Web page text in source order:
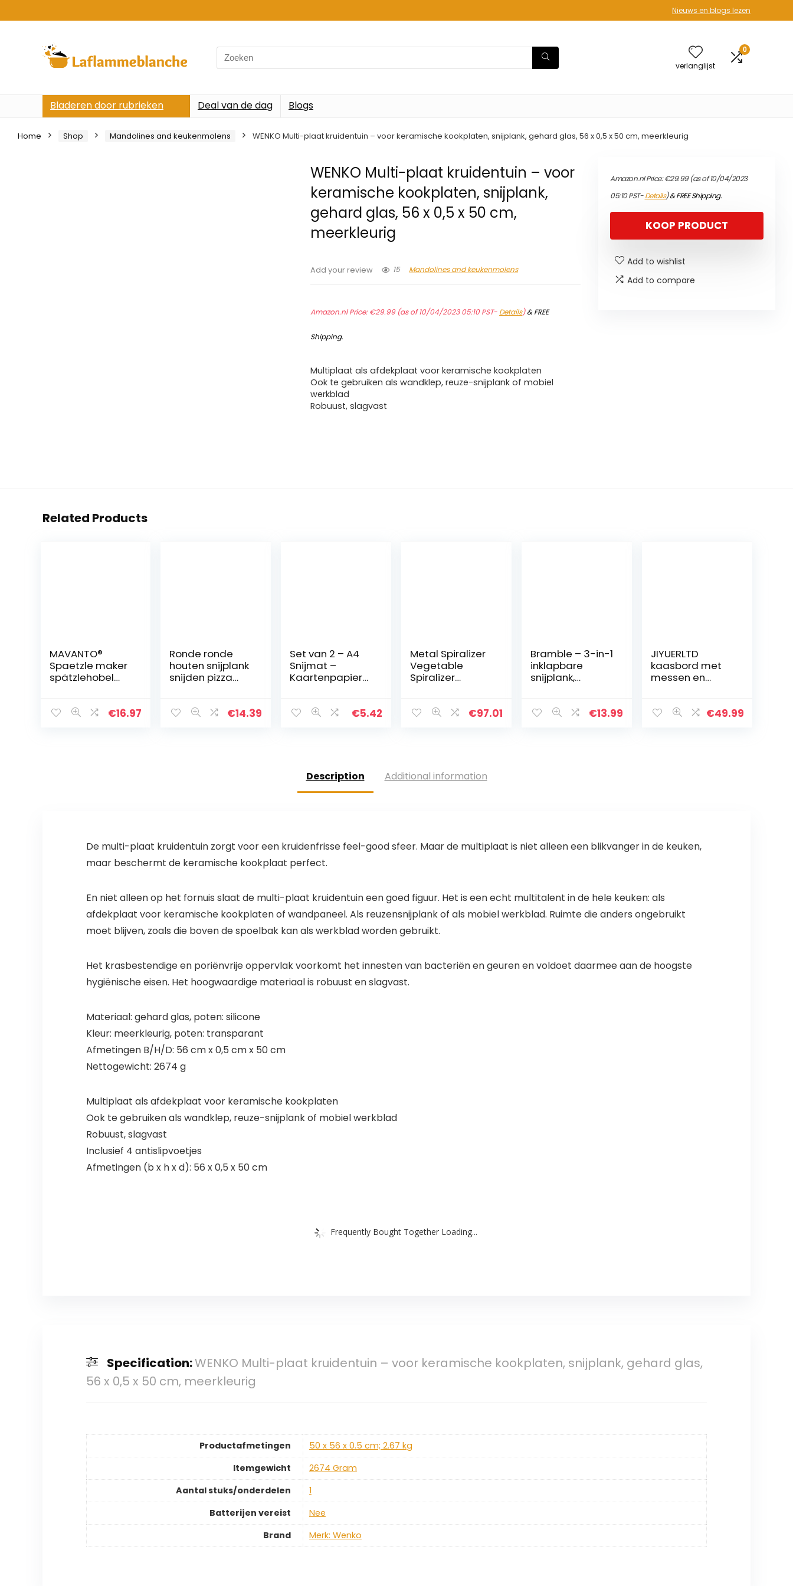
Nieuws en blogs lezen
Search
for:
verlanglijst
0
Bladeren door rubrieken Deal van de dag Blogs
Home Shop Mandolines and keukenmolens WENKO Multi-plaat kruidentuin – voor keramische kookplaten, snijplank, gehard glas, 56 x 0,5 x 50 cm, meerkleurig
WENKO Multi-plaat kruidentuin – voor
keramische kookplaten, snijplank,
gehard glas, 56 x 0,5 x 50 cm,
meerkleurig
Add your review 15 Mandolines and keukenmolens
Amazon.nl Price:€29.99(as of 10/04/2023 05:10 PST- Details)&FREE
Shipping.
Multiplaat als afdekplaat voor keramische kookplaten
Ook te gebruiken als wandklep, reuze-snijplank of mobiel
werkblad
Robuust, slagvast
Amazon.nl Price:€29.99(as of 10/04/2023
05:10 PST-Details)&FREE Shipping.
KOOP PRODUCT
Add to wishlist
Add to compare
Related Products
MAVANTO®
Spaetzle maker
spätzlehobel
zelfgemaakte
€16.97
Ronde ronde
houten snijplank
snijden pizza
30cm
€14.39
Set van 2 – A4
Snijmat –
Kaartenpapier
Antislipoppervla
€5.42
Metal Spiralizer
Vegetable
Spiralizer
roestvrijstalen
€97.01
Bramble – 3-in-1
inklapbare
snijplank,
waskom
€13.99
JIYUERLTD
kaasbord met
messen en
bamboe
€49.99
Description Additional information
De multi-plaat kruidentuin zorgt voor een kruidenfrisse feel-good sfeer. Maar de multiplaat is niet alleen een blikvanger in de keuken,
maar beschermt de keramische kookplaat perfect.
En niet alleen op het fornuis slaat de multi-plaat kruidentuin een goed figuur. Het is een echt multitalent in de hele keuken: als
afdekplaat voor keramische kookplaten of wandpaneel. Als reuzensnijplank of als mobiel werkblad. Ruimte die anders ongebruikt
moet blijven, zoals die boven de spoelbak kan als werkblad worden gebruikt.
Het krasbestendige en poriënvrije oppervlak voorkomt het innesten van bacteriën en geuren en voldoet daarmee aan de hoogste
hygiënische eisen. Het hoogwaardige materiaal is robuust en slagvast.
Materiaal: gehard glas, poten: silicone
Kleur: meerkleurig, poten: transparant
Afmetingen B/H/D: 56 cm x 0,5 cm x 50 cm
Nettogewicht: 2674 g
Multiplaat als afdekplaat voor keramische kookplaten
Ook te gebruiken als wandklep, reuze-snijplank of mobiel werkblad
Robuust, slagvast
Inclusief 4 antislipvoetjes
Afmetingen (b x h x d): 56 x 0,5 x 50 cm
Frequently Bought Together Loading...
Specification:WENKO Multi-plaat kruidentuin – voor keramische kookplaten, snijplank, gehard glas,
56 x 0,5 x 50 cm, meerkleurig
Productafmetingen
‎50 x 56 x 0.5 cm; 2.67 kg
Itemgewicht
‎2674 Gram
Aantal stuks/onderdelen
‎1
Batterijen vereist
‎Nee
Brand
Merk: Wenko